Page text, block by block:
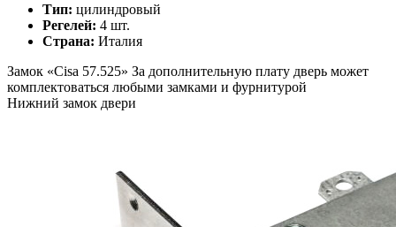
Тип: цилиндровый
Регелей: 4 шт.
Страна: Италия
Замок «Cisa 57.525» За дополнительную плату дверь может
комплектоваться любыми замками и фурнитурой
Нижний замок двери